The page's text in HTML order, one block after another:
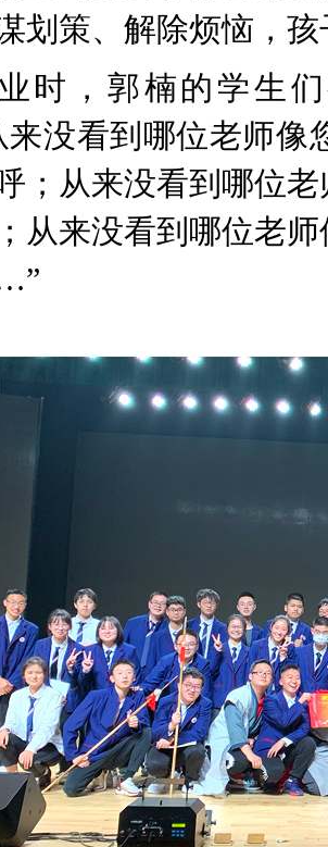
划策、解除烦恼，
时，郭楠的学生
来没看到哪位老师像
；从来没看到哪位
从来没看到哪位老